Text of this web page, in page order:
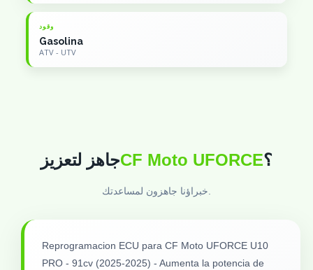
وقود
Gasolina
ATV - UTV
جاهز لتعزيزCF Moto UFORCE؟
خبراؤنا جاهزون لمساعدتك.
Reprogramacion ECU para CF Moto UFORCE U10
PRO - 91cv (2025-2025) - Aumenta la potencia de